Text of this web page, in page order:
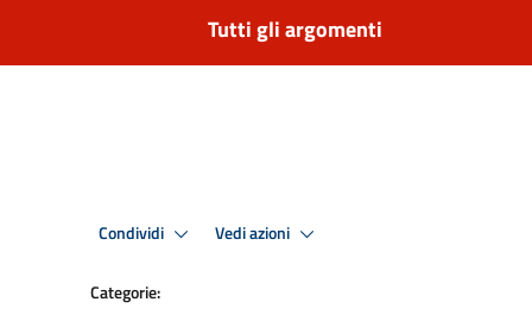
Tutti gli argomenti
Condividi Vedi azioni
Categorie: